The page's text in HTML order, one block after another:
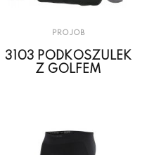
PROJOB
3103 PODKOSZULEK
Z GOLFEM